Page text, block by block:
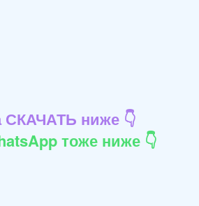
СКАЧАТЬ ниже 👇
тоже ниже 👇